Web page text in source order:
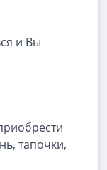
и Вы
тапочки,